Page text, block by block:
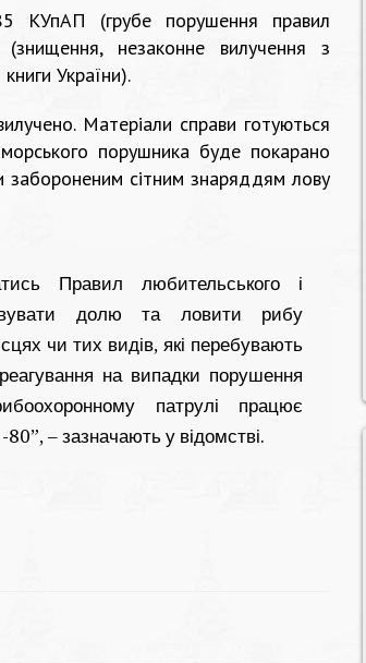
КУпАП (грубе порушення правил
незаконне вилучення з
України).
Матеріали справи готуються
порушника буде покарано
сітним знаряддям лову
Правил любительського і
долю та ловити рибу
чи тих видів, які перебувають
на випадки порушення
патрулі працює
– зазначають у відомстві.